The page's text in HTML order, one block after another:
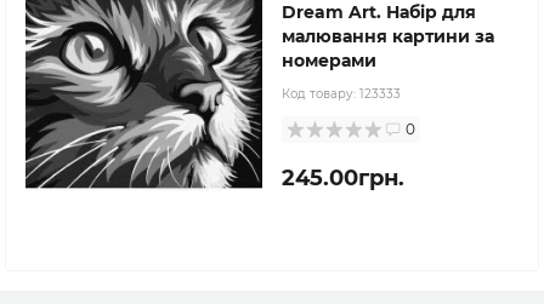
Dream Art. Набір для
малювання картини за
номерами
Код товару: 123333
0
245.00грн.